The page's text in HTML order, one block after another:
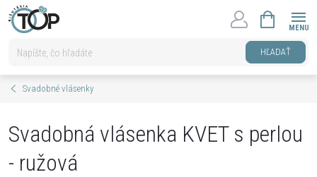
Prejsť
na
HĽADAŤ
KOŠÍK
Svadobné vlásenky
Svadobná vlásenka KVET s perlou
- ružová